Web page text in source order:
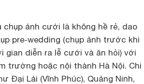
ảnh cưới là không hề rẻ, dao
pre-wedding (chụp ảnh trước khi
gian diễn ra lễ cưới và ăn hỏi) với
trường hoặc nội thành Hà Nội. Chi
Đại Lải (Vĩnh Phúc), Quảng Ninh,